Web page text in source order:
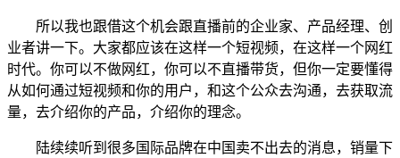
所以我也跟借这个机会跟直播前的企业家、产品经理、创
业者讲一下。大家都应该在这样一个短视频，在这样一个网红
时代。你可以不做网红，你可以不直播带货，但你一定要懂得
从如何通过短视频和你的用户，和这个公众去沟通，去获取流
量，去介绍你的产品，介绍你的理念。
陆续续听到很多国际品牌在中国卖不出去的消息，销量下